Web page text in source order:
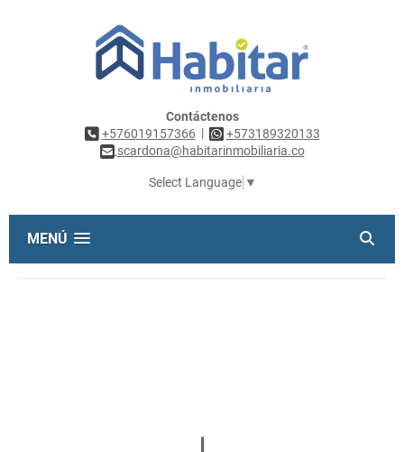
Contáctenos
+576019157366 |
+573189320133
scardona@habitarinmobiliaria.co
Select Language ▼
MENÚ